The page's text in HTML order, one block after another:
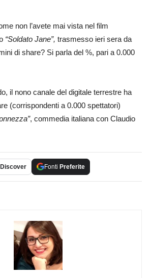
non l’avete mai vista nel film
“Soldato Jane”, trasmesso ieri sera da
di share? Si parla del %, pari a 0.000
il nono canale del digitale terrestre ha
(corrispondenti a 0.000 spettatori)
, commedia italiana con Claudio
Discover Fonti Preferite